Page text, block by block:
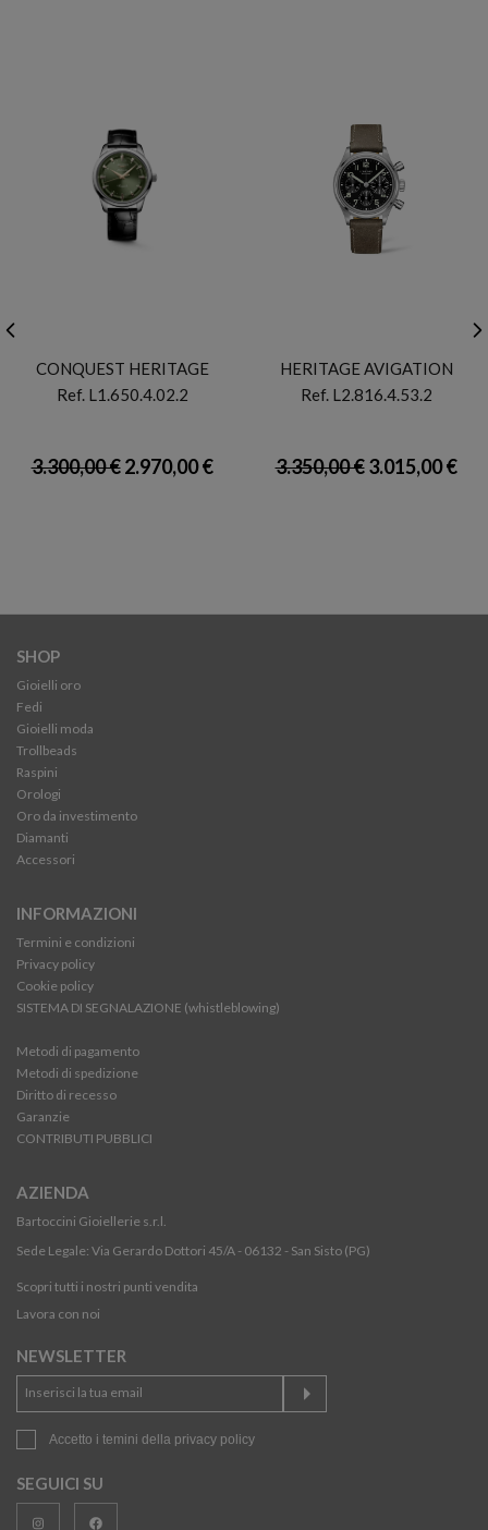
CONQUEST HERITAGE
Ref. L1.650.4.02.2
3.300,00 €2.970,00 €
HERITAGE AVIGATION
Ref. L2.816.4.53.2
3.350,00 €3.015,00 €
SHOP
Gioielli oro
Fedi
Gioielli moda
Trollbeads
Raspini
Orologi
Oro da investimento
Diamanti
Accessori
INFORMAZIONI
Termini e condizioni
Privacy policy
Cookie policy
SISTEMA DI SEGNALAZIONE (whistleblowing)
Metodi di pagamento
Metodi di spedizione
Diritto di recesso
Garanzie
CONTRIBUTI PUBBLICI
AZIENDA
Bartoccini Gioiellerie s.r.l.
Sede Legale: Via Gerardo Dottori 45/A - 06132 - San Sisto (PG)
Scopri tutti i nostri punti vendita
Lavora con noi
NEWSLETTER
Accetto i temini della privacy policy
SEGUICI SU